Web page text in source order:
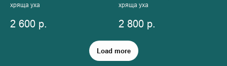
хряща уха
2 600 р.
хряща уха
2 800 р.
Load more